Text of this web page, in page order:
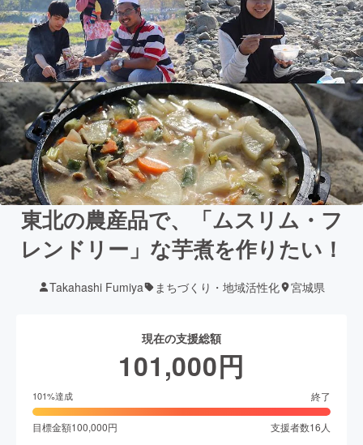
東北の農産品で、「ムスリム・フ
レンドリー」な芋煮を作りたい！
Takahashi Fumiya まちづくり・地域活性化 宮城県
現在の支援総額
101,000円
101%達成 終了
目標金額100,000円 支援者数16 人